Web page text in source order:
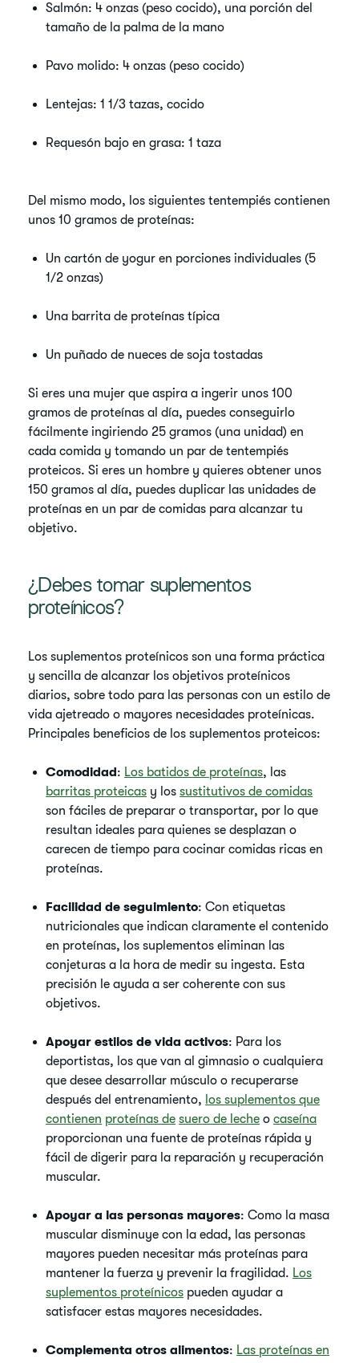
Salmón: 4 onzas (peso cocido), una porción del
tamaño de la palma de la mano
Pavo molido: 4 onzas (peso cocido)
Lentejas: 1 1/3 tazas, cocido
Requesón bajo en grasa: 1 taza
Del mismo modo, los siguientes tentempiés contienen
unos 10 gramos de proteínas:
Un cartón de yogur en porciones individuales (5
1/2 onzas)
Una barrita de proteínas típica
Un puñado de nueces de soja tostadas
Si eres una mujer que aspira a ingerir unos 100
gramos de proteínas al día, puedes conseguirlo
fácilmente ingiriendo 25 gramos (una unidad) en
cada comida y tomando un par de tentempiés
proteicos. Si eres un hombre y quieres obtener unos
150 gramos al día, puedes duplicar las unidades de
proteínas en un par de comidas para alcanzar tu
objetivo.
¿Debes tomar suplementos
proteínicos?
Los suplementos proteínicos son una forma práctica
y sencilla de alcanzar los objetivos proteínicos
diarios, sobre todo para las personas con un estilo de
vida ajetreado o mayores necesidades proteínicas.
Principales beneficios de los suplementos proteicos:
Comodidad : Los batidos de proteínas, las
barritas proteicas y lossustitutivos de comidas
son fáciles de preparar o transportar, por lo que
resultan ideales para quienes se desplazan o
carecen de tiempo para cocinar comidas ricas en
proteínas.
Facilidad de seguimiento: Con etiquetas
nutricionales que indican claramente el contenido
en proteínas, los suplementos eliminan las
conjeturas a la hora de medir su ingesta. Esta
precisión le ayuda a ser coherente con sus
objetivos.
Apoyar estilos de vida activos: Para los
deportistas, los que van al gimnasio o cualquiera
que desee desarrollar músculo o recuperarse
después del entrenamiento, los suplementos que
contienen proteínas de suero de leche ocaseína
proporcionan una fuente de proteínas rápida y
fácil de digerir para la reparación y recuperación
muscular.
Apoyar a las personas mayores: Como la masa
muscular disminuye con la edad, las personas
mayores pueden necesitar más proteínas para
mantener la fuerza y prevenir la fragilidad. Los
suplementos proteínicos pueden ayudar a
satisfacer estas mayores necesidades.
Complementa otros alimentos: Las proteínas en